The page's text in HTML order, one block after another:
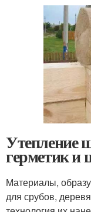
Утепление
герметик и
Материалы,
для срубов,